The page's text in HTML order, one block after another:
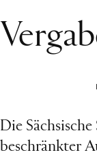
Die
beschränkter